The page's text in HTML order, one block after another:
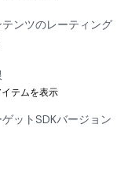
テンツのレーティング
イテムを表示
ゲットSDKバージョン